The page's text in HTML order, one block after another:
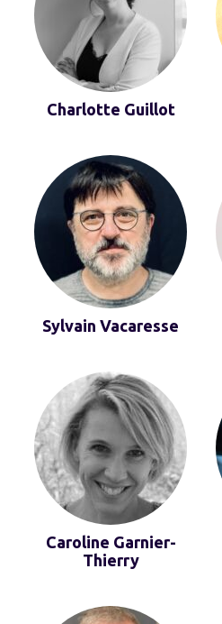
Charlotte Guillot
Sylvain Vacaresse
Caroline Garnier-
Thierry